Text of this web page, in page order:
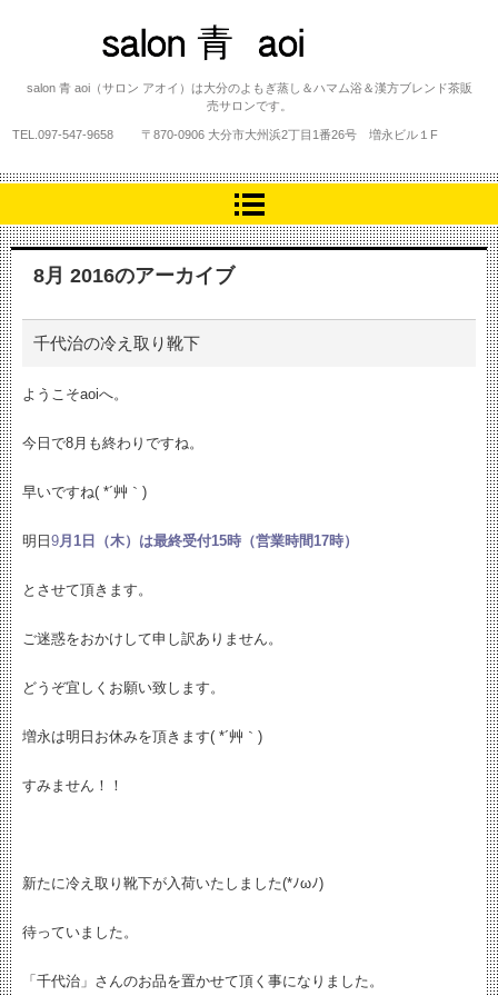
salon 青 aoi
salon 青 aoi（サロン アオイ）は大分のよもぎ蒸し＆ハマム浴＆漢方ブレンド茶販
売サロンです。
TEL. 097-547-9658 〒870-0906 大分市大州浜2丁目1番26号 増永ビル１F
8月 2016のアーカイブ
千代治の冷え取り靴下
ようこそaoiへ。
今日で8月も終わりですね。
早いですね( *´艸｀)
明日 9月1日（木）は最終受付15時（営業時間17時）
とさせて頂きます。
ご迷惑をおかけして申し訳ありません。
どうぞ宜しくお願い致します。
増永は明日お休みを頂きます( *´艸｀)
すみません！！
新たに冷え取り靴下が入荷いたしました(*ﾉωﾉ)
待っていました。
「千代治」さんのお品を置かせて頂く事になりました。